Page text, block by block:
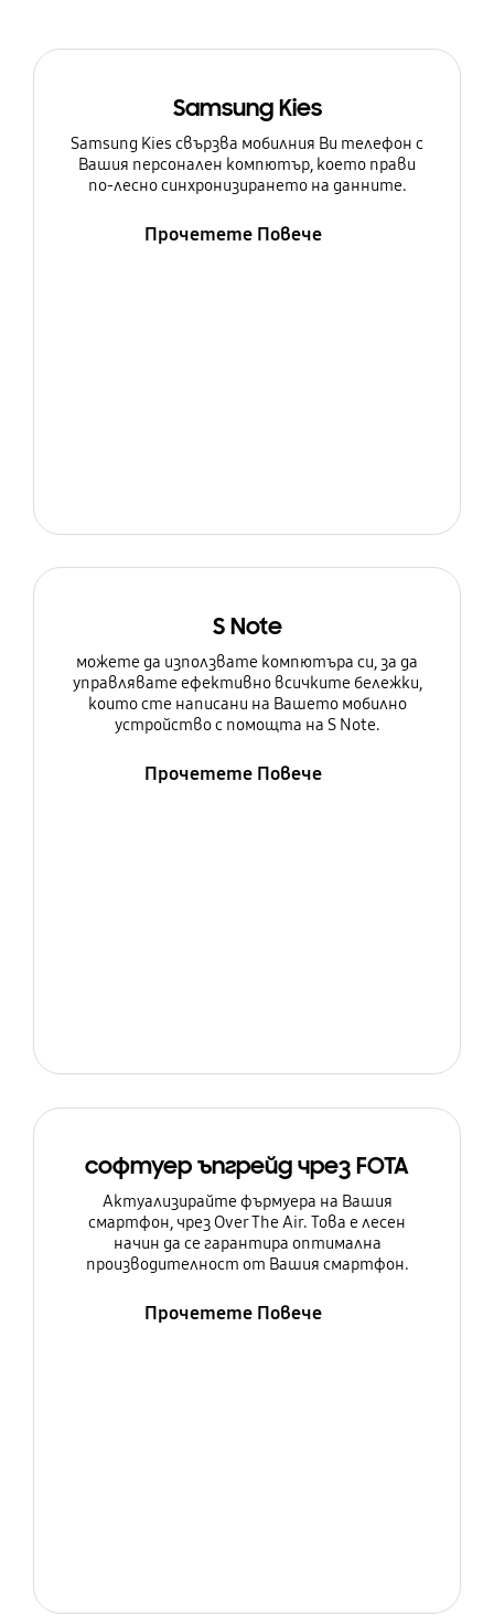
Samsung Kies
Samsung Kies свързва мобилния Ви телефон с
Вашия персонален компютър, което прави
по-лесно синхронизирането на данните.
Прочетете Повече
S Note
можете да използвате компютъра си, за да
управлявате ефективно всичките бележки,
които сте написани на Вашето мобилно
устройство с помощта на S Note.
Прочетете Повече
софтуер ъпгрейд чрез FOTA
Актуализирайте фърмуера на Вашия
смартфон, чрез Over The Air. Това е лесен
начин да се гарантира оптимална
производителност от Вашия смартфон.
Прочетете Повече